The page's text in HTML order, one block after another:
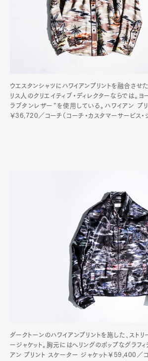
ウエスタンシャツにハワイアンプリントを融合させ
リス人のクリエイティブ・ディレクターならでは。
ラブタンレザー”を使用している。ハワイアン プ
￥36,720／コーチ（コーチ・カスタマーサービス・
ダークトーンのハワイアンプリントを施した、スト
ージャケット。胸元にはヘリングのポップなグラフィ
アン プリント スケーター ジャケット￥59,400／